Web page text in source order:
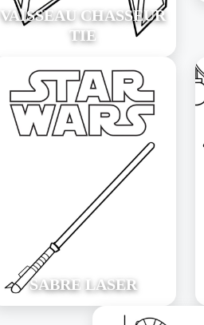
VAISSEAU CHASSEUR
TIE
SABRE LASER